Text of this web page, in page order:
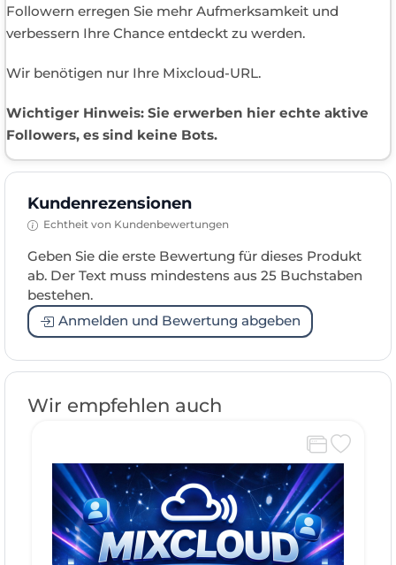
Followern erregen Sie mehr Aufmerksamkeit und
verbessern Ihre Chance entdeckt zu werden.
Wir benötigen nur Ihre Mixcloud-URL.
Wichtiger Hinweis: Sie erwerben hier echte aktive
Followers, es sind keine Bots.
Kundenrezensionen
Echtheit von Kundenbewertungen
Geben Sie die erste Bewertung für dieses Produkt
ab. Der Text muss mindestens aus 25 Buchstaben
bestehen.
Anmelden und Bewertung abgeben
Wir empfehlen auch